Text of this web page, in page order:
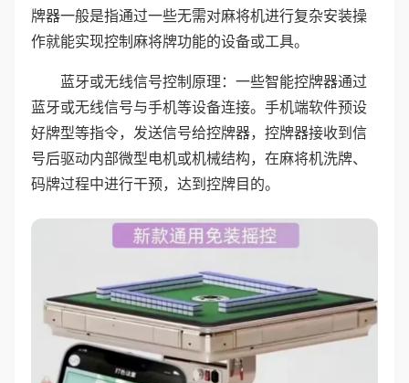
牌器一般是指通过一些无需对麻将机进行复杂安装操
作就能实现控制麻将牌功能的设备或工具。
蓝牙或无线信号控制原理：一些智能控牌器通过
蓝牙或无线信号与手机等设备连接。手机端软件预设
好牌型等指令，发送信号给控牌器，控牌器接收到信
号后驱动内部微型电机或机械结构，在麻将机洗牌、
码牌过程中进行干预，达到控牌目的。